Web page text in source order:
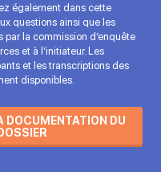
également dans cette
questions ainsi que les
la commission d’enquête
et à l’initiateur. Les
et les transcriptions des
disponibles.
DOCUMENTATION DU